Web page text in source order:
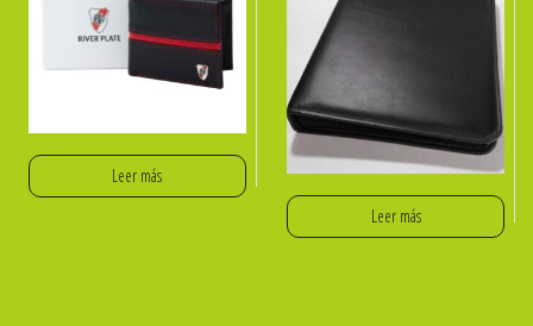
Leer más
Leer más